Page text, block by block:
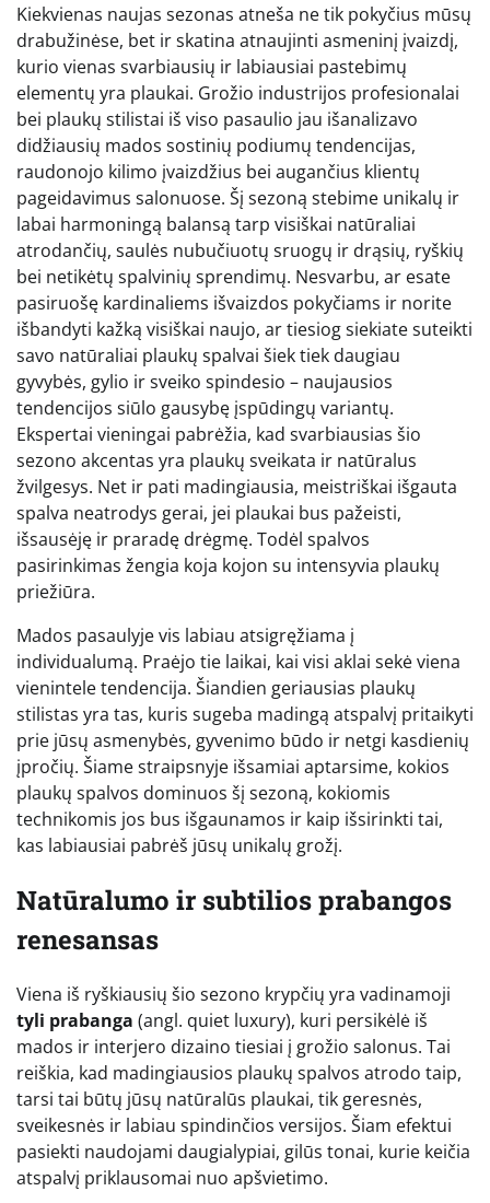
Kiekvienas naujas sezonas atneša ne tik pokyčius mūsų
drabužinėse, bet ir skatina atnaujinti asmeninį įvaizdį,
kurio vienas svarbiausių ir labiausiai pastebimų
elementų yra plaukai. Grožio industrijos profesionalai
bei plaukų stilistai iš viso pasaulio jau išanalizavo
didžiausių mados sostinių podiumų tendencijas,
raudonojo kilimo įvaizdžius bei augančius klientų
pageidavimus salonuose. Šį sezoną stebime unikalų ir
labai harmoningą balansą tarp visiškai natūraliai
atrodančių, saulės nubučiuotų sruogų ir drąsių, ryškių
bei netikėtų spalvinių sprendimų. Nesvarbu, ar esate
pasiruošę kardinaliems išvaizdos pokyčiams ir norite
išbandyti kažką visiškai naujo, ar tiesiog siekiate suteikti
savo natūraliai plaukų spalvai šiek tiek daugiau
gyvybės, gylio ir sveiko spindesio – naujausios
tendencijos siūlo gausybę įspūdingų variantų.
Ekspertai vieningai pabrėžia, kad svarbiausias šio
sezono akcentas yra plaukų sveikata ir natūralus
žvilgesys. Net ir pati madingiausia, meistriškai išgauta
spalva neatrodys gerai, jei plaukai bus pažeisti,
išsausėję ir praradę drėgmę. Todėl spalvos
pasirinkimas žengia koja kojon su intensyvia plaukų
priežiūra.
Mados pasaulyje vis labiau atsigręžiama į
individualumą. Praėjo tie laikai, kai visi aklai sekė viena
vienintele tendencija. Šiandien geriausias plaukų
stilistas yra tas, kuris sugeba madingą atspalvį pritaikyti
prie jūsų asmenybės, gyvenimo būdo ir netgi kasdienių
įpročių. Šiame straipsnyje išsamiai aptarsime, kokios
plaukų spalvos dominuos šį sezoną, kokiomis
technikomis jos bus išgaunamos ir kaip išsirinkti tai,
kas labiausiai pabrėš jūsų unikalų grožį.
Natūralumo ir subtilios prabangos
renesansas
Viena iš ryškiausių šio sezono krypčių yra vadinamoji
tyli prabanga (angl. quiet luxury), kuri persikėlė iš
mados ir interjero dizaino tiesiai į grožio salonus. Tai
reiškia, kad madingiausios plaukų spalvos atrodo taip,
tarsi tai būtų jūsų natūralūs plaukai, tik geresnės,
sveikesnės ir labiau spindinčios versijos. Šiam efektui
pasiekti naudojami daugialypiai, gilūs tonai, kurie keičia
atspalvį priklausomai nuo apšvietimo.